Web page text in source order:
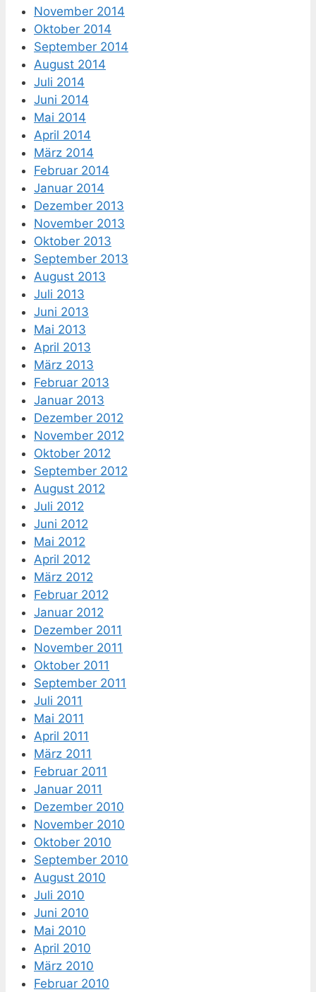
November 2014
Oktober 2014
September 2014
August 2014
Juli 2014
Juni 2014
Mai 2014
April 2014
März 2014
Februar 2014
Januar 2014
Dezember 2013
November 2013
Oktober 2013
September 2013
August 2013
Juli 2013
Juni 2013
Mai 2013
April 2013
März 2013
Februar 2013
Januar 2013
Dezember 2012
November 2012
Oktober 2012
September 2012
August 2012
Juli 2012
Juni 2012
Mai 2012
April 2012
März 2012
Februar 2012
Januar 2012
Dezember 2011
November 2011
Oktober 2011
September 2011
Juli 2011
Mai 2011
April 2011
März 2011
Februar 2011
Januar 2011
Dezember 2010
November 2010
Oktober 2010
September 2010
August 2010
Juli 2010
Juni 2010
Mai 2010
April 2010
März 2010
Februar 2010